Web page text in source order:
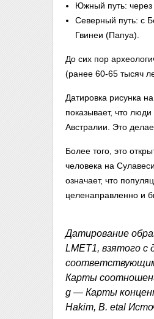
Южный путь: через
Северный путь: с
Гвинеи (Папуа).
До сих пор
(ранее 60-65 тысяч
Датировка рисунка
показывает, что
Австралии. Это
Более того, это
человека на
означает, что
целенаправленно и
Датирование
LMET1, взятого с
Карты
g — Карты
Hakim, B. etal